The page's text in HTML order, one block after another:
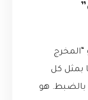
بمثل كل
بالضبط. هو